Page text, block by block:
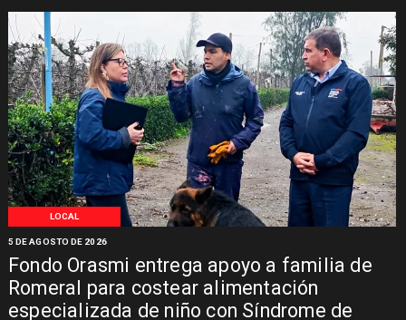
LOCAL
Fondo Orasmi entrega apoyo a familia de
Romeral para costear alimentación
especializada de niño con Síndrome de
5 DE AGOSTO DE 2026